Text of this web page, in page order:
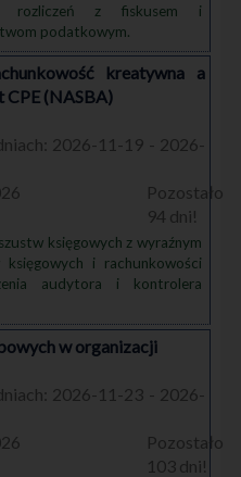
rozliczeń z fiskusem i
podatkowym.
kreatywna a
CPE (NASBA)
2026-11-19 - 2026-
94
księgowych z wyraźnym
i rachunkowości
audytora i kontrolera
w organizacji
2026-11-23 - 2026-
103